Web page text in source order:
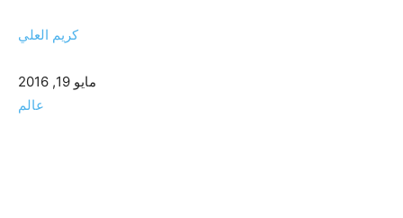
كريم العلي
مايو 19, 2016
عالم